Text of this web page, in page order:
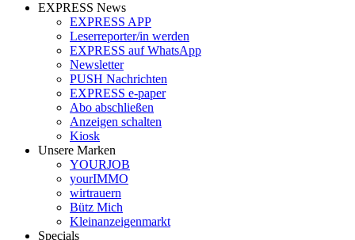
EXPRESS News
EXPRESS APP
Leserreporter/in werden
EXPRESS auf WhatsApp
Newsletter
PUSH Nachrichten
EXPRESS e-paper
Abo abschließen
Anzeigen schalten
Kiosk
Unsere Marken
YOURJOB
yourIMMO
wirtrauern
Bütz Mich
Kleinanzeigenmarkt
Specials